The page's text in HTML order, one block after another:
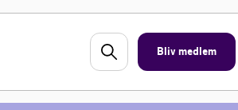
Bliv medlem